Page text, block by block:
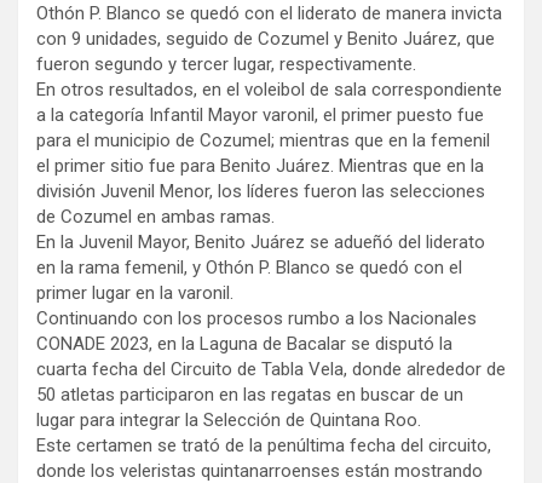
Othón P. Blanco se quedó con el liderato de manera invicta
con 9 unidades, seguido de Cozumel y Benito Juárez, que
fueron segundo y tercer lugar, respectivamente.
En otros resultados, en el voleibol de sala correspondiente
a la categoría Infantil Mayor varonil, el primer puesto fue
para el municipio de Cozumel; mientras que en la femenil
el primer sitio fue para Benito Juárez. Mientras que en la
división Juvenil Menor, los líderes fueron las selecciones
de Cozumel en ambas ramas.
En la Juvenil Mayor, Benito Juárez se adueñó del liderato
en la rama femenil, y Othón P. Blanco se quedó con el
primer lugar en la varonil.
Continuando con los procesos rumbo a los Nacionales
CONADE 2023, en la Laguna de Bacalar se disputó la
cuarta fecha del Circuito de Tabla Vela, donde alrededor de
50 atletas participaron en las regatas en buscar de un
lugar para integrar la Selección de Quintana Roo.
Este certamen se trató de la penúltima fecha del circuito,
donde los veleristas quintanarroenses están mostrando